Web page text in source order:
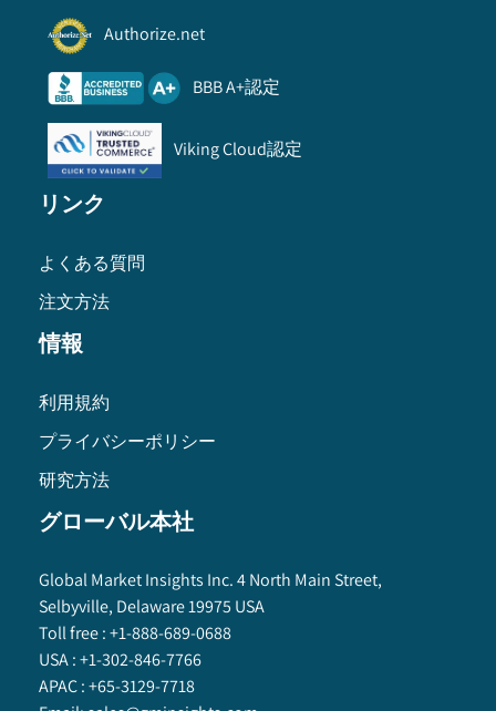
Authorize.net
BBB A+認定
Viking Cloud認定
リンク
よくある質問
注文方法
情報
利用規約
プライバシーポリシー
研究方法
グローバル本社
Global Market Insights Inc. 4 North Main Street,
Selbyville, Delaware 19975 USA
Toll free :+1-888-689-0688
USA :+1-302-846-7766
APAC :+65-3129-7718